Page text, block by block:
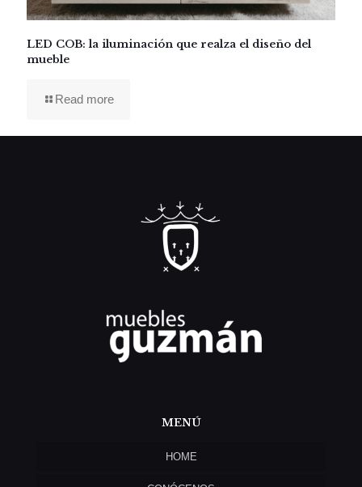
LED COB: la iluminación que realza el diseño del
mueble
Read more
MENÚ
HOME